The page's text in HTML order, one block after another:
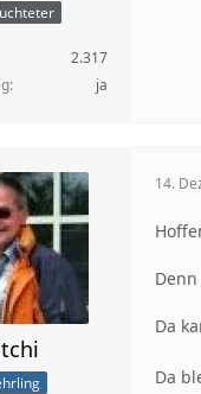
2.317
ja
14.
Da
Da